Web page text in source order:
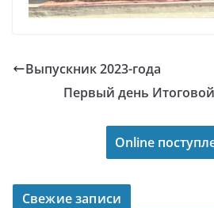
Выпускник 2023-года
Первый день
Online
Свежие записи